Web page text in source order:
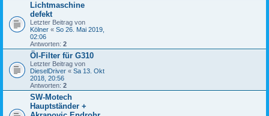
Lichtmaschine
defekt
Letzter Beitrag von
Kölner « So 26. Mai 2019,
02:06
Antworten: 2
Öl-Filter für G310
Letzter Beitrag von
DieselDriver « Sa 13. Okt
2018, 20:56
Antworten: 2
SW-Motech
Hauptständer +